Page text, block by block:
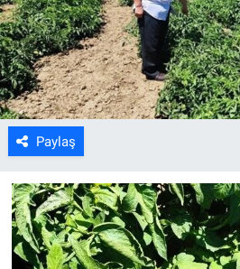
Paylaş